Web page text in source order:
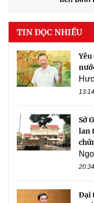
TIN ĐỌC NHIỀU
Sở
lan
Đại